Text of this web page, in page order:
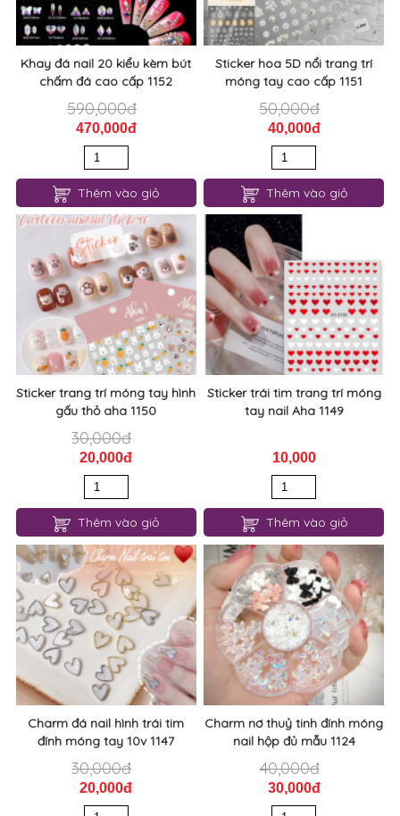
Khay đá nail 20 kiểu kèm bút
chấm đá cao cấp 1152
590,000đ
470,000đ
Thêm vào giỏ
Sticker hoa 5D nổi trang trí
móng tay cao cấp 1151
50,000đ
40,000đ
Thêm vào giỏ
Sticker trang trí móng tay hình
gấu thỏ aha 1150
30,000đ
20,000đ
Thêm vào giỏ
Sticker trái tim trang trí móng
tay nail Aha 1149
10,000
Thêm vào giỏ
Charm đá nail hình trái tim
đính móng tay 10v 1147
30,000đ
20,000đ
Charm nơ thuỷ tinh đính móng
nail hộp đủ mẫu 1124
40,000đ
30,000đ